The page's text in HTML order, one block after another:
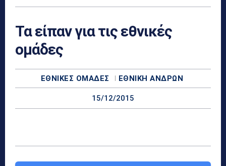
Τα είπαν για τις εθνικές
ομάδες
ΕΘΝΙΚΈΣ ΟΜΆΔΕΣ ΕΘΝΙΚΉ ΑΝΔΡΏΝ
15/12/2015